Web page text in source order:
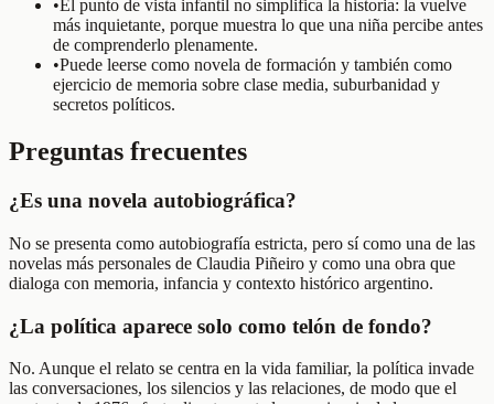
•El punto de vista infantil no simplifica la historia: la vuelve
más inquietante, porque muestra lo que una niña percibe antes
de comprenderlo plenamente.
•Puede leerse como novela de formación y también como
ejercicio de memoria sobre clase media, suburbanidad y
secretos políticos.
Preguntas frecuentes
¿Es una novela autobiográfica?
No se presenta como autobiografía estricta, pero sí como una de las
novelas más personales de Claudia Piñeiro y como una obra que
dialoga con memoria, infancia y contexto histórico argentino.
¿La política aparece solo como telón de fondo?
No. Aunque el relato se centra en la vida familiar, la política invade
las conversaciones, los silencios y las relaciones, de modo que el